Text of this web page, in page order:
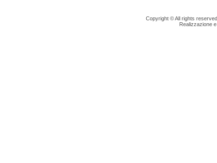
Copyright © All rights
Realizzazione